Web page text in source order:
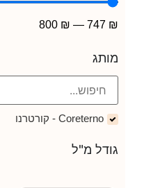
₪
747
—
₪
800
מותג
Coreterno - קורטרנו
גודל מ"ל